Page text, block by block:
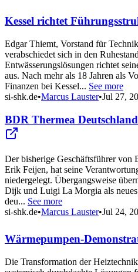
Kessel richtet
Edgar Thiemt, Vorstand für
verabschiedet sich in den
Entwässerungslösungen richtet
aus. Nach mehr als 18 Jahren als
Finanzen bei Kessel... See more
si-shk.de•Marcus Lauster•Jul 27,
BDR Thermea
Der bisherige Geschäftsführer von
Erik Feijen, hat seine
niedergelegt. Übergangsweise
Dijk und Luigi La Morgia als
deu... See more
si-shk.de•Marcus Lauster•Jul 24,
Wärmepumpen-
Die Transformation der